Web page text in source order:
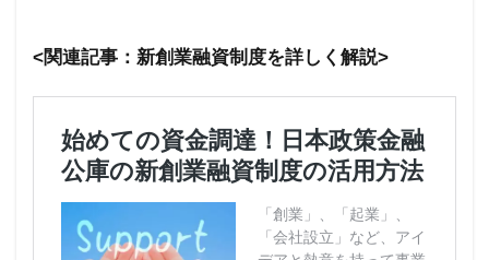
<関連記事：新創業融資制度を詳しく解説>